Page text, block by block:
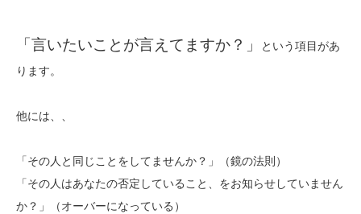
「言いたいことが言えてますか？」
という項目があ
ります。
他には、、
「その人と同じことをしてませんか？」（鏡の法則）
「その人はあなたの否定していること、をお知らせしていません
か？」（オーバーになっている）